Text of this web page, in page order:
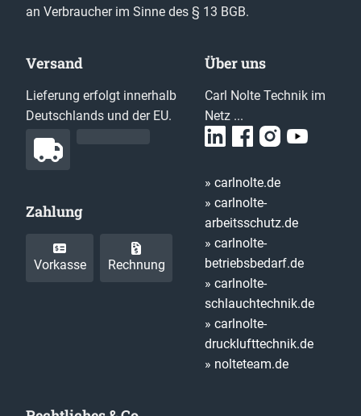
an Verbraucher im Sinne des § 13 BGB.
Versand
Lieferung erfolgt innerhalb
Deutschlands und der EU.
Zahlung
Vorkasse Rechnung
Über uns
Carl Nolte Technik im
Netz ...
» carlnolte.de
» carlnolte-
arbeitsschutz.de
» carlnolte-
betriebsbedarf.de
» carlnolte-
schlauchtechnik.de
» carlnolte-
drucklufttechnik.de
» nolteteam.de